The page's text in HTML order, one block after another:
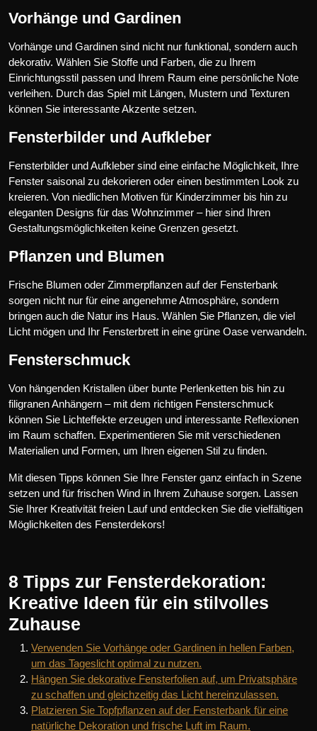
Vorhänge und Gardinen
Vorhänge und Gardinen sind nicht nur funktional, sondern auch
dekorativ. Wählen Sie Stoffe und Farben, die zu Ihrem
Einrichtungsstil passen und Ihrem Raum eine persönliche Note
verleihen. Durch das Spiel mit Längen, Mustern und Texturen
können Sie interessante Akzente setzen.
Fensterbilder und Aufkleber
Fensterbilder und Aufkleber sind eine einfache Möglichkeit, Ihre
Fenster saisonal zu dekorieren oder einen bestimmten Look zu
kreieren. Von niedlichen Motiven für Kinderzimmer bis hin zu
eleganten Designs für das Wohnzimmer – hier sind Ihren
Gestaltungsmöglichkeiten keine Grenzen gesetzt.
Pflanzen und Blumen
Frische Blumen oder Zimmerpflanzen auf der Fensterbank
sorgen nicht nur für eine angenehme Atmosphäre, sondern
bringen auch die Natur ins Haus. Wählen Sie Pflanzen, die viel
Licht mögen und Ihr Fensterbrett in eine grüne Oase verwandeln.
Fensterschmuck
Von hängenden Kristallen über bunte Perlenketten bis hin zu
filigranen Anhängern – mit dem richtigen Fensterschmuck
können Sie Lichteffekte erzeugen und interessante Reflexionen
im Raum schaffen. Experimentieren Sie mit verschiedenen
Materialien und Formen, um Ihren eigenen Stil zu finden.
Mit diesen Tipps können Sie Ihre Fenster ganz einfach in Szene
setzen und für frischen Wind in Ihrem Zuhause sorgen. Lassen
Sie Ihrer Kreativität freien Lauf und entdecken Sie die vielfältigen
Möglichkeiten des Fensterdekors!
8 Tipps zur Fensterdekoration:
Kreative Ideen für ein stilvolles
Zuhause
Verwenden Sie Vorhänge oder Gardinen in hellen Farben,
um das Tageslicht optimal zu nutzen.
Hängen Sie dekorative Fensterfolien auf, um Privatsphäre
zu schaffen und gleichzeitig das Licht hereinzulassen.
Platzieren Sie Topfpflanzen auf der Fensterbank für eine
natürliche Dekoration und frische Luft im Raum.